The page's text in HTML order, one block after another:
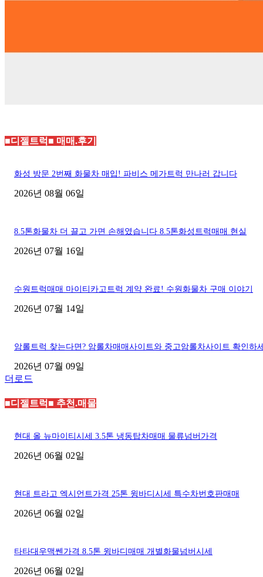
■디젤트럭■ 매매.후기
화성 방문 2번째 화물차 매입! 파비스 메가트럭 만나러 갑니다
2026년 08월 06일
8.5톤화물차 더 끌고 가면 손해였습니다 8.5톤화성트럭매매 현실
2026년 07월 16일
수원트럭매매 마이티카고트럭 계약 완료! 수원화물차 구매 이야기
2026년 07월 14일
암롤트럭 찾는다면? 암롤차매매사이트와 중고암롤차사이트 확인하
2026년 07월 09일
더로드
■디젤트럭■ 추천.매물
현대 올 뉴마이티시세 3.5톤 냉동탑차매매 물류넘버가격
2026년 06월 02일
현대 트라고 엑시언트가격 25톤 윙바디시세 특수차번호판매매
2026년 06월 02일
타타대우맥쎈가격 8.5톤 윙바디매매 개별화물넘버시세
2026년 06월 02일